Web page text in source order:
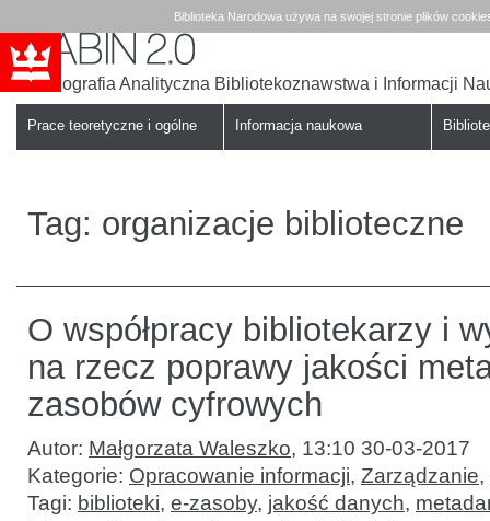
Biblioteka Narodowa używa na swojej stronie plików
Babin
Bibliografia Analityczna Bibliotekoznawstwa i Informacji
Prace teoretyczne i ogólne Informacja naukowa
Tag: organizacje biblioteczne
O współpracy bibliotekarzy i
na rzecz poprawy jakości
zasobów cyfrowych
Autor: Małgorzata Waleszko, 13:10 30-03-2017
Kategorie: Opracowanie informacji, Zarządzanie,
Tagi: biblioteki, e-zasoby, jakość danych,